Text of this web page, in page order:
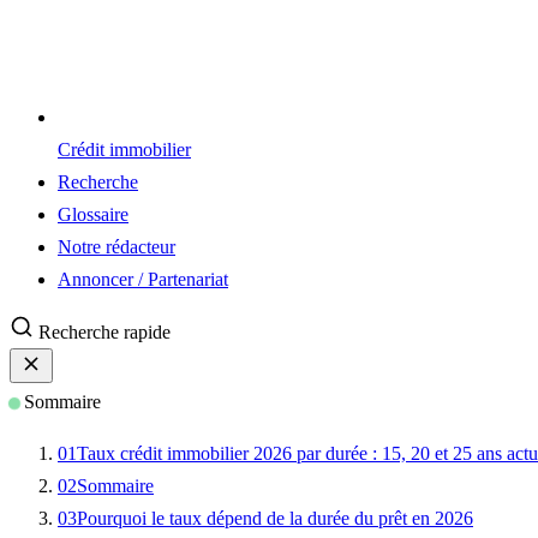
Crédit immobilier
Recherche
Glossaire
Notre rédacteur
Annoncer / Partenariat
Recherche rapide
Sommaire
01Taux crédit immobilier 2026 par durée : 15, 20 et 25 ans
02Sommaire
03Pourquoi le taux dépend de la durée du prêt en 2026